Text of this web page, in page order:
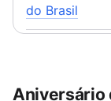
do Brasil
Aniversário